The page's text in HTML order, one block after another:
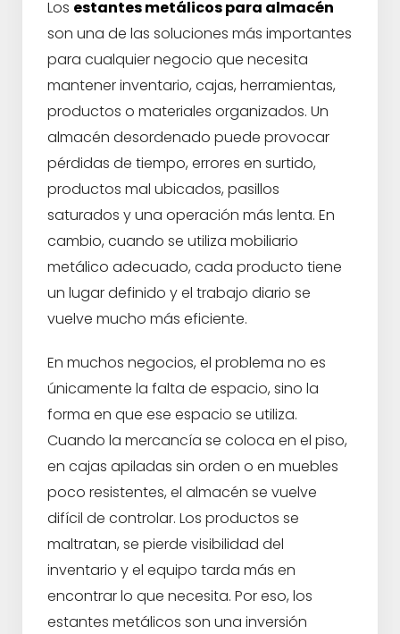
Los estantes metálicos para almacén
son una de las soluciones más importantes
para cualquier negocio que necesita
mantener inventario, cajas, herramientas,
productos o materiales organizados. Un
almacén desordenado puede provocar
pérdidas de tiempo, errores en surtido,
productos mal ubicados, pasillos
saturados y una operación más lenta. En
cambio, cuando se utiliza mobiliario
metálico adecuado, cada producto tiene
un lugar definido y el trabajo diario se
vuelve mucho más eficiente.
En muchos negocios, el problema no es
únicamente la falta de espacio, sino la
forma en que ese espacio se utiliza.
Cuando la mercancía se coloca en el piso,
en cajas apiladas sin orden o en muebles
poco resistentes, el almacén se vuelve
difícil de controlar. Los productos se
maltratan, se pierde visibilidad del
inventario y el equipo tarda más en
encontrar lo que necesita. Por eso, los
estantes metálicos son una inversión